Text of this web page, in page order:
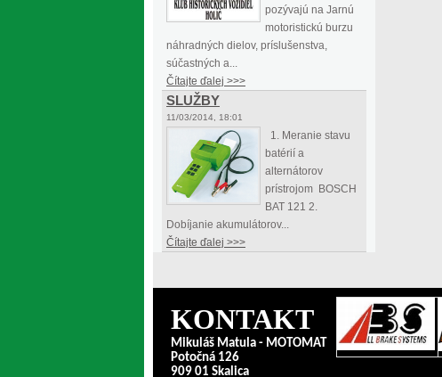
pozývajú na Jarnú
motoristickú burzu
náhradných dielov, príslušenstva,
súčastných a...
Čítajte ďalej >>>
SLUŽBY
11/03/2014, 18:01
1. Meranie stavu
batérií a
alternátorov
prístrojom BOSCH
BAT 121 2.
Dobíjanie akumulátorov...
Čítajte ďalej >>>
KONTAKT
Mikuláš Matula - MOTOMAT
Potočná 126
909 01 Skalica